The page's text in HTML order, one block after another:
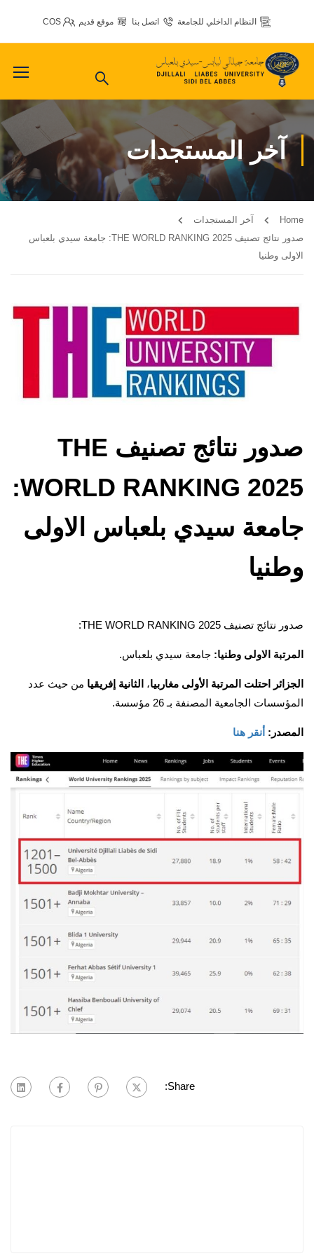
النظام الداخلي للجامعة اتصل بنا موقع قديم COS
آخر المستجدات
Home
آخر المستجدات
صدور نتائج تصنيف THE WORLD RANKING 2025: جامعة سيدي بلعباس
الاولى وطنيا
صدور نتائج تصنيف THE
WORLD RANKING 2025:
جامعة سيدي بلعباس الاولى
وطنيا
صدور نتائج تصنيف THE WORLD RANKING 2025:
المرتبة الاولى وطنيا: جامعة سيدي بلعباس.
الجزائر احتلت المرتبة الأولى مغاربيا، الثانية إفريقيا من حيث عدد
المؤسسات الجامعية المصنفة بـ 26 مؤسسة.
المصدر: أنقر هنا
Share: